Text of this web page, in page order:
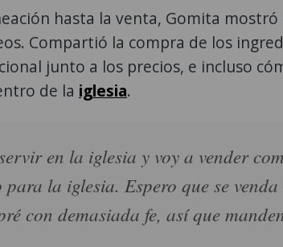
hasta la venta, Gomita
Compartió la compra de los
junto a los precios, e incluso
de la iglesia.
en la iglesia y voy a vender
la iglesia. Espero que se
con demasiada fe, así que